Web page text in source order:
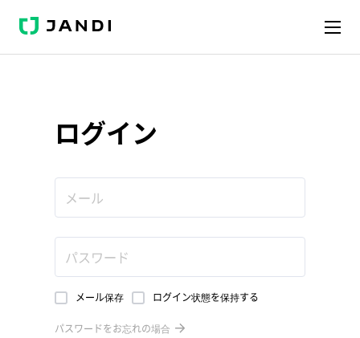
JANDI
ログイン
メール保存 ログイン状態を保持する
パスワードをお忘れの場合